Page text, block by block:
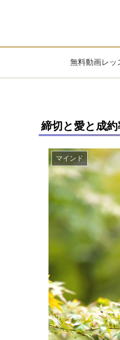
無料動画レッ
締切と愛と成約
マインド